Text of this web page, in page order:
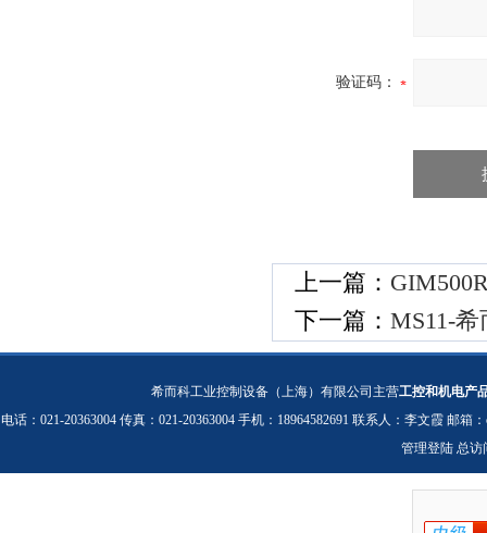
验证码：
上一篇：
下一篇： MS11-
希而科工业控制设备（上海）有限公司主营工控和机电产
电话：021-20363004 传真：021-20363004 手机：18964582691 联系人：李文霞 邮箱：
管理登陆 总访